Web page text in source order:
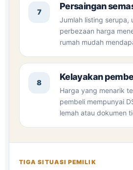
7
Persaingan
Jumlah listing serupa,
perbezaan harga
rumah mudah
8
Kelayakan
Harga yang menarik
pembeli mempunyai
lemah atau dokumen
TIGA SITUASI PEMILIK